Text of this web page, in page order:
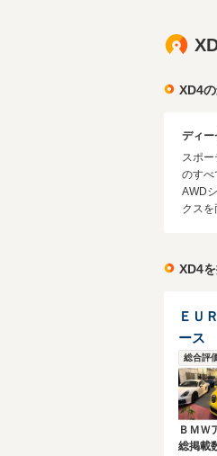
XD4
ディー
スポ
のすべ
AWD
クス
XD4
ＥＵ
ース
総合評
ＢＭＷ
総掲載